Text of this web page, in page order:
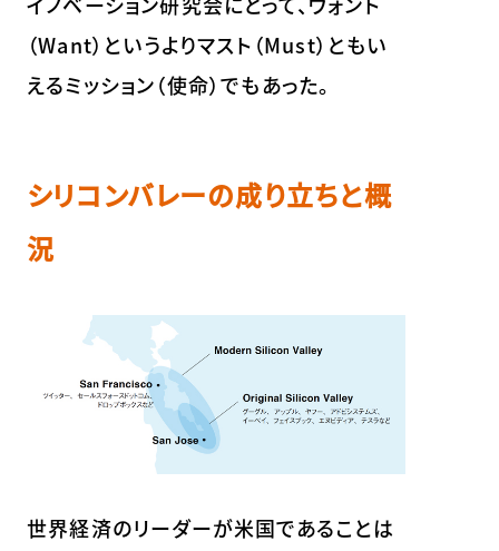
（Want）というよりマスト（Must）ともい
えるミッション（使命）でもあった。
シリコンバレーの成り立ちと概
況
世界経済のリーダーが米国であることは